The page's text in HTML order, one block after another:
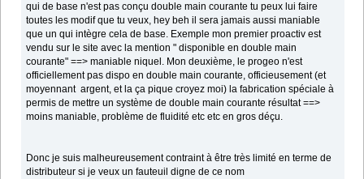
qui de base n'est pas conçu double main courante tu peux lui faire
toutes les modif que tu veux, hey beh il sera jamais aussi maniable
que un qui intègre cela de base. Exemple mon premier proactiv est
vendu sur le site avec la mention " disponible en double main
courante" ==> maniable niquel. Mon deuxième, le progeo n'est
officiellement pas dispo en double main courante, officieusement (et
moyennant argent, et la ça pique croyez moi) la fabrication spéciale à
permis de mettre un système de double main courante résultat ==>
moins maniable, problème de fluidité etc etc en gros déçu.
Donc je suis malheureusement contraint à être très limité en terme de
distributeur si je veux un fauteuil digne de ce nom